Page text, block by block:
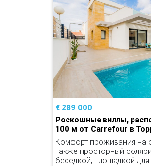
€ 289 000
Роскошные виллы,
100 м от Carrefour в
Комфорт проживания на
также просторный
беседкой, площадкой